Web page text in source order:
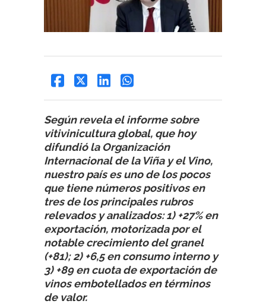
Según revela el informe sobre
vitivinicultura global, que hoy
difundió la Organización
Internacional de la Viña y el Vino,
nuestro país es uno de los pocos
que tiene números positivos en
tres de los principales rubros
relevados y analizados: 1) +27% en
exportación, motorizada por el
notable crecimiento del granel
(+81); 2) +6,5 en consumo interno y
3) +89 en cuota de exportación de
vinos embotellados en términos
de valor.